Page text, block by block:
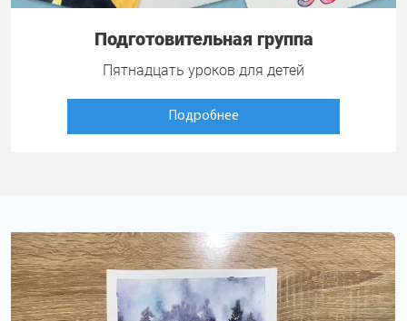
Подготовительная группа
Пятнадцать уроков для детей
Подробнее